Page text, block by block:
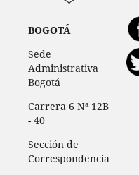
BOGOTÁ
Sede
Administrativa
Bogotá
Carrera 6 Nª 12B
- 40
Sección de
Correspondencia